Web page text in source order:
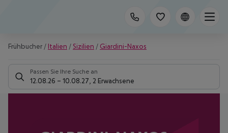
Frühbucher / Italien / Sizilien / Giardini-Naxos
Passen Sie Ihre Suche an
12.08.26 – 10.08.27 2 Erwachsene